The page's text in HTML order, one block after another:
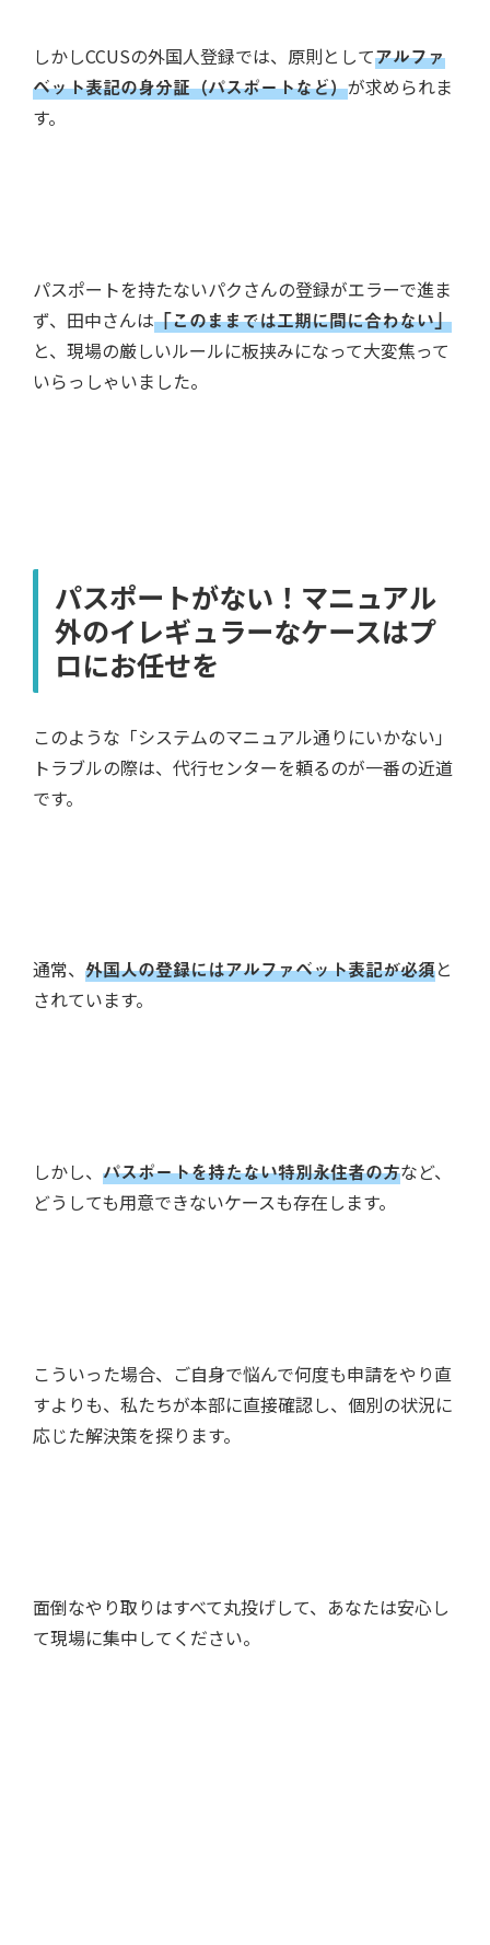
しかしCCUSの外国人登録では、原則としてアルファ
ベット表記の身分証（パスポートなど）が求められま
す。
パスポートを持たないパクさんの登録がエラーで進ま
ず、田中さんは「このままでは工期に間に合わない」
と、現場の厳しいルールに板挟みになって大変焦って
いらっしゃいました。
パスポートがない！マニュアル
外のイレギュラーなケースはプ
ロにお任せを
このような「システムのマニュアル通りにいかない」
トラブルの際は、代行センターを頼るのが一番の近道
です。
通常、 外国人の登録にはアルファベット表記が必須と
されています。
しかし、 パスポートを持たない特別永住者の方など、
どうしても用意できないケースも存在します。
こういった場合、ご自身で悩んで何度も申請をやり直
すよりも、私たちが本部に直接確認し、個別の状況に
応じた解決策を探ります。
面倒なやり取りはすべて丸投げして、あなたは安心し
て現場に集中してください。